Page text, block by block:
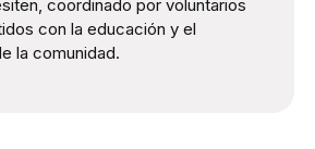
coordinado por voluntarios
con la educación y el
la comunidad.